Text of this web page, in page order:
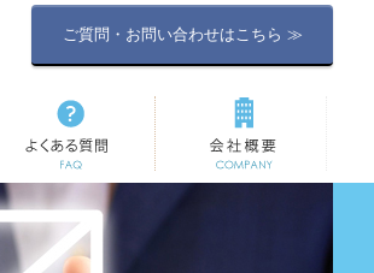
ご質問・お問い合わせはこちら ≫
よくある質問 会社概要